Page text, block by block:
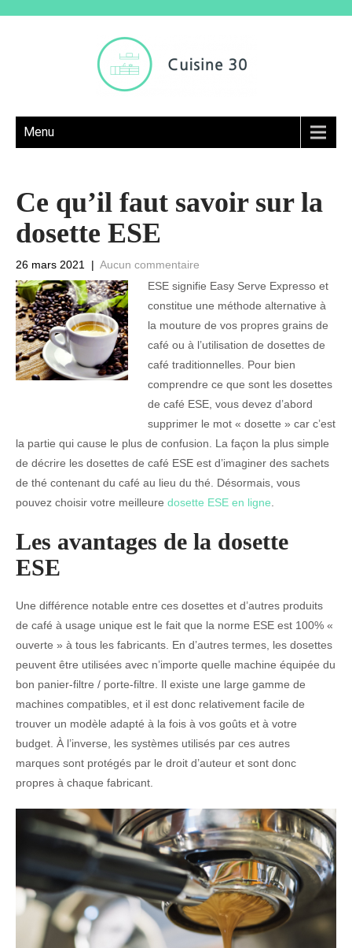
Menu
Ce qu’il faut savoir sur la
dosette ESE
26 mars 2021 | Aucun commentaire
ESE signifie Easy Serve Expresso et
constitue une méthode alternative à
la mouture de vos propres grains de
café ou à l’utilisation de dosettes de
café traditionnelles. Pour bien
comprendre ce que sont les dosettes
de café ESE, vous devez d’abord
supprimer le mot « dosette » car c’est
la partie qui cause le plus de confusion. La façon la plus simple
de décrire les dosettes de café ESE est d’imaginer des sachets
de thé contenant du café au lieu du thé. Désormais, vous
pouvez choisir votre meilleure dosette ESE en ligne
Les avantages de la dosette
ESE
Une différence notable entre ces dosettes et d’autres produits
de café à usage unique est le fait que la norme ESE est 100% «
ouverte » à tous les fabricants. En d’autres termes, les dosettes
peuvent être utilisées avec n’importe quelle machine équipée du
bon panier-filtre / porte-filtre. Il existe une large gamme de
machines compatibles, et il est donc relativement facile de
trouver un modèle adapté à la fois à vos goûts et à votre
budget. À l’inverse, les systèmes utilisés par ces autres
marques sont protégés par le droit d’auteur et sont donc
propres à chaque fabricant.